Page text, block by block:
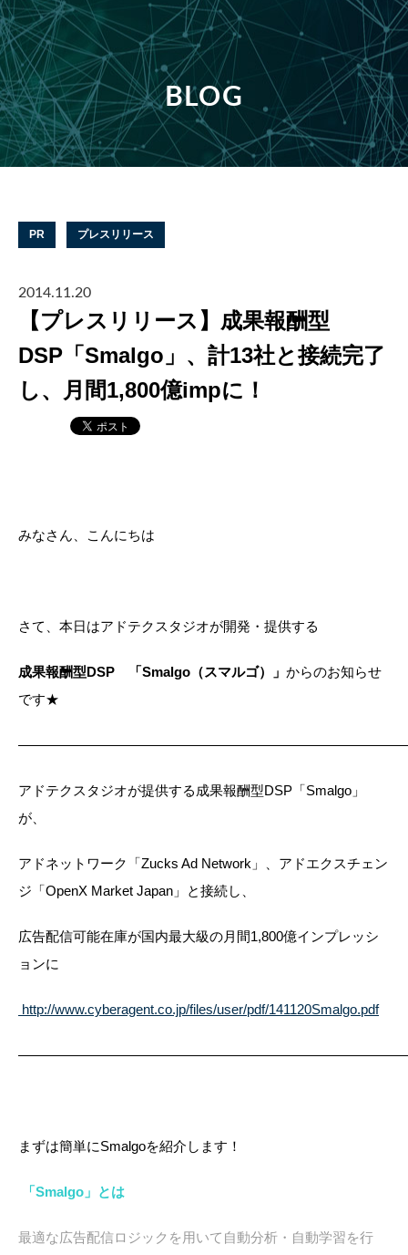
BLOG
PR プレスリリース
2014.11.20
【プレスリリース】成果報酬型
DSP「Smalgo」、計13社と接続完了
し、月間1,800億impに！
みなさん、こんにちは
さて、本日はアドテクスタジオが開発・提供する
成果報酬型DSP 「Smalgo（スマルゴ）」 からのお知らせ
です★
アドテクスタジオが提供する成果報酬型DSP「Smalgo」
が、
アドネットワーク「Zucks Ad Network」、アドエクスチェン
ジ「OpenX Market Japan」と接続し、
広告配信可能在庫が国内最大級の月間1,800億インプレッシ
ョンに
http://www.cyberagent.co.jp/files/user/pdf/141120Smalgo.pdf
まずは簡単にSmalgoを紹介します！
「Smalgo」とは
最適な広告配信ロジックを用いて自動分析・自動学習を行